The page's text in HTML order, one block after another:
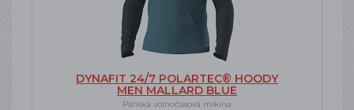
DYNAFIT 24/7 POLARTEC® HOODY
MEN MALLARD BLUE
Pánská volnočasová mikina